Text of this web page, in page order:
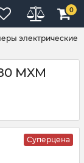
0
электрические
MXM
Суперцена